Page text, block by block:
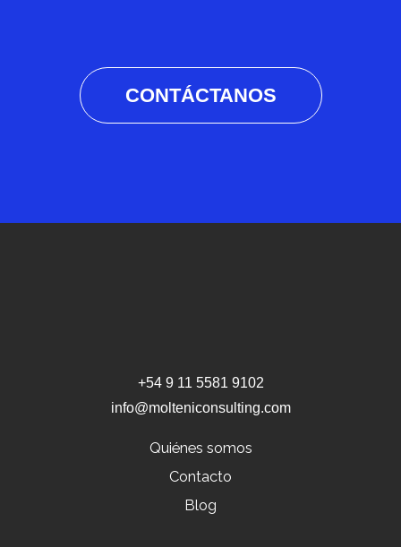
CONTÁCTANOS
+54 9 11 5581 9102
info@molteniconsulting.com
Quiénes somos
Contacto
Blog